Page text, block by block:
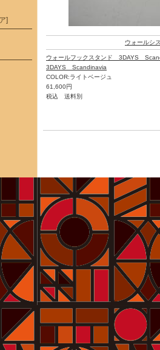
ウォールシ
ウォールフックスタンド 3DAYS
3DAYS Scandinavia
COLOR:ライトベージュ
61,600円
税込 送料別
]